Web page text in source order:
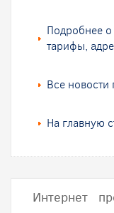
Подробнее
тарифы,
Все новости
На главную
Интернет